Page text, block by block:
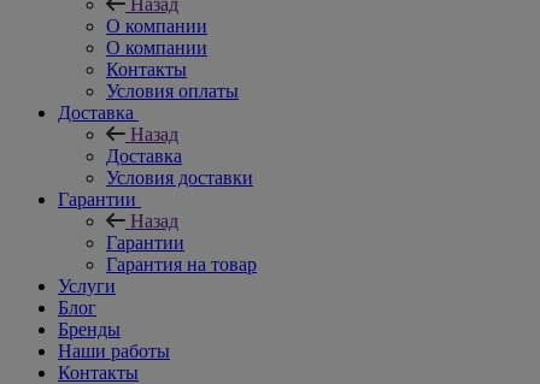
Назад
О компании
О компании
Контакты
Условия оплаты
Доставка
Назад
Доставка
Условия доставки
Гарантии
Назад
Гарантии
Гарантия на товар
Услуги
Блог
Бренды
Наши работы
Контакты